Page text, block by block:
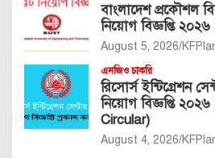
বাংলাদেশ প্রকৌশল
নিয়োগ বিজ্ঞপ্তি
August 5, 2026
এনজিও চাকরি
রিসোর্স ইন্টিগ্রেশন
নিয়োগ বিজ্ঞপ্তি
Circular)
August 4, 2026